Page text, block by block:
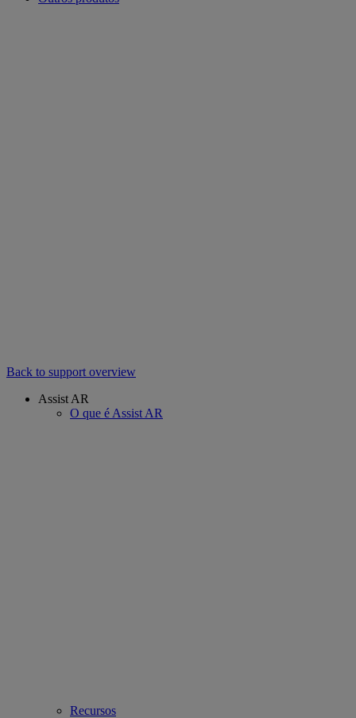
Back to support overview
Assist AR
O que é Assist AR
Recursos